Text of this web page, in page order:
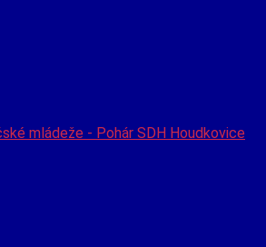
mládeže - Pohár SDH Houdkovice